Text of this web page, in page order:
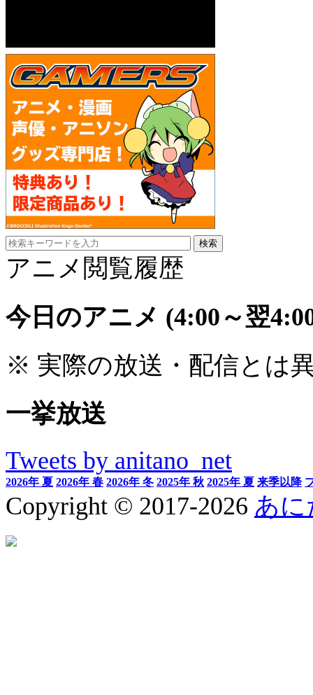
アニメ閲覧履歴
今日のアニメ (4:00～翌
※ 実際の放送・配信とは
一挙放送
Tweets by anitano_net
2026年 夏 2026年 春 2026年 冬 2025年 秋 2025年 夏 来季以降
Copyright © 2017-2026 あに